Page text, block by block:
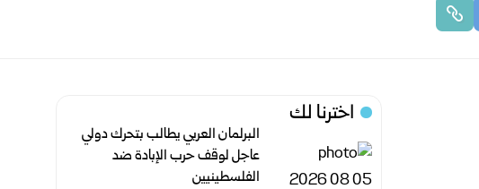
اخترنا لك
البرلمان العربي يطالب بتحرك دولي
عاجل لوقف حرب الإبادة ضد
الفلسطينيين